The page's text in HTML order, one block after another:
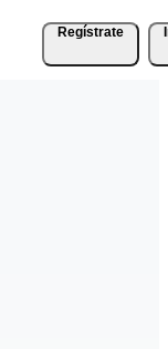
Regístrate